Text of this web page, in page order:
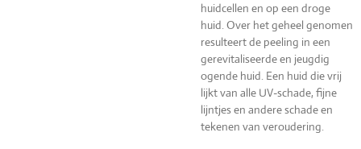
huidcellen en op een droge
huid. Over het geheel genomen
resulteert de peeling in een
gerevitaliseerde en jeugdig
ogende huid. Een huid die vrij
lijkt van alle UV-schade, fijne
lijntjes en andere schade en
tekenen van veroudering.